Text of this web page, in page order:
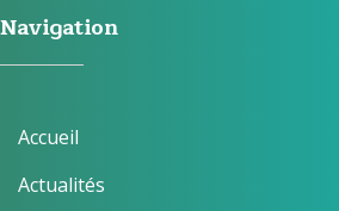
Navigation
Accueil
Actualités